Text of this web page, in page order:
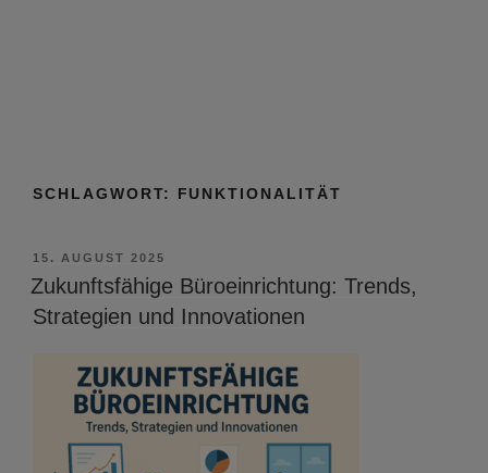
SCHLAGWORT: FUNKTIONALITÄT
VERÖFFENTLICHT
AM
15. AUGUST 2025
Zukunftsfähige Büroeinrichtung: Trends,
Strategien und Innovationen